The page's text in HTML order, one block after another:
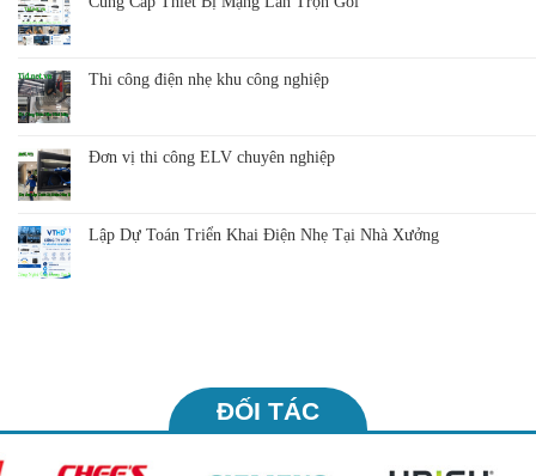
Thi công điện nhẹ khu công nghiệp
Đơn vị thi công ELV chuyên nghiệp
Lập Dự Toán Triển Khai Điện Nhẹ Tại Nhà Xưởng
ĐỐI TÁC